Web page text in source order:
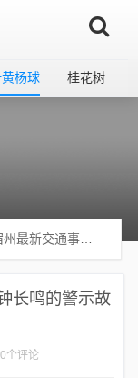
杨球 桂花树
新交通事故，瞬间心痛，警钟长鸣的警示故事
长鸣的警示故
0个评论